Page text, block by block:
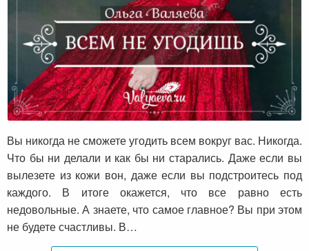
Всем не угодишь
Вы никогда не сможете угодить всем вокруг вас. Никогда.
Что бы ни делали и как бы ни старались. Даже если вы
вылезете из кожи вон, даже если вы подстроитесь под
каждого. В итоге окажется, что все равно есть
недовольные. А знаете, что самое главное? Вы при этом
не будете счастливы. В…